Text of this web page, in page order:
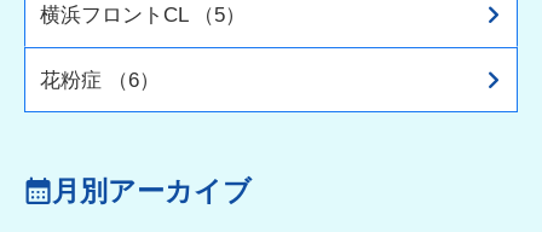
横浜フロントCL （5）
花粉症 （6）
月別アーカイブ